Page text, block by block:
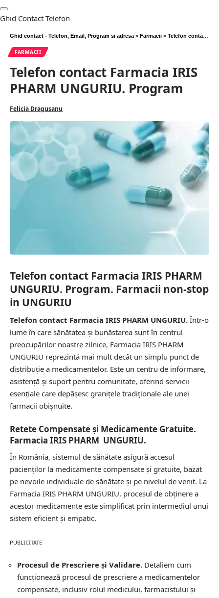
Ghid Contact Telefon
Ghid contact - Telefon, Email, Program si adresa > Farmacii > Telefon contact Farmacia IRIS PHARM UNGURIU. Program
FARMACII
Telefon contact Farmacia IRIS
PHARM UNGURIU. Program
Felicia Dragusanu
Telefon contact Farmacia IRIS PHARM
UNGURIU. Program. Farmacii non-stop
in UNGURIU
Telefon contact Farmacia IRIS PHARM UNGURIU. Într-o
lume în care sănătatea și bunăstarea sunt în centrul
preocupărilor noastre zilnice, Farmacia IRIS PHARM
UNGURIU reprezintă mai mult decât un simplu punct de
distribuție a medicamentelor. Este un centru de informare,
asistență și suport pentru comunitate, oferind servicii
esențiale care depășesc granițele tradiționale ale unei
farmacii obișnuite.
Retete Compensate și Medicamente Gratuite.
Farmacia IRIS PHARM UNGURIU.
În România, sistemul de sănătate asigură accesul
pacienților la medicamente compensate și gratuite, bazat
pe nevoile individuale de sănătate și pe nivelul de venit. La
Farmacia IRIS PHARM UNGURIU, procesul de obținere a
acestor medicamente este simplificat prin intermediul unui
sistem eficient și empatic.
PUBLICITATE
Procesul de Prescriere și Validare. Detaliem cum
funcționează procesul de prescriere a medicamentelor
compensate, inclusiv rolul medicului, farmacistului și